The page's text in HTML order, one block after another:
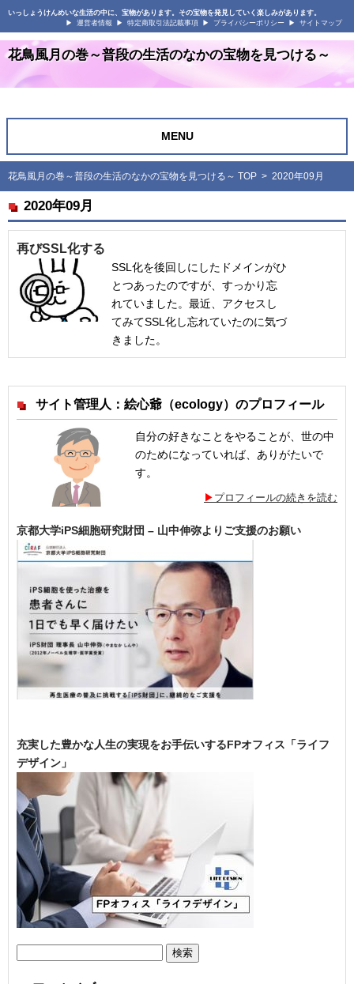
いっしょうけんめいな生活の中に、宝物があります。その宝物を発見していく楽しみがあります。
運営者情報
特定商取引法記載事項 プライバシーポリシー サイトマップ
花鳥風月の巻～普段の生活のなかの宝物を見つける～
MENU
花鳥風月の巻～普段の生活のなかの宝物を見つける～ TOP > 2020年09月
2020年09月
再びSSL化する
SSL化を後回しにしたドメインがひ
とつあったのですが、すっかり忘
れていました。最近、アクセスし
てみてSSL化し忘れていたのに気づ
きました。
サイト管理人：絵心爺（ecology）のプロフィール
自分の好きなことをやることが、世の中
のためになっていれば、ありがたいで
す。
プロフィールの続きを読む
京都大学iPS細胞研究財団 – 山中伸弥よりご支援のお願い
充実した豊かな人生の実現をお手伝いするFPオフィス「ライフ
デザイン」